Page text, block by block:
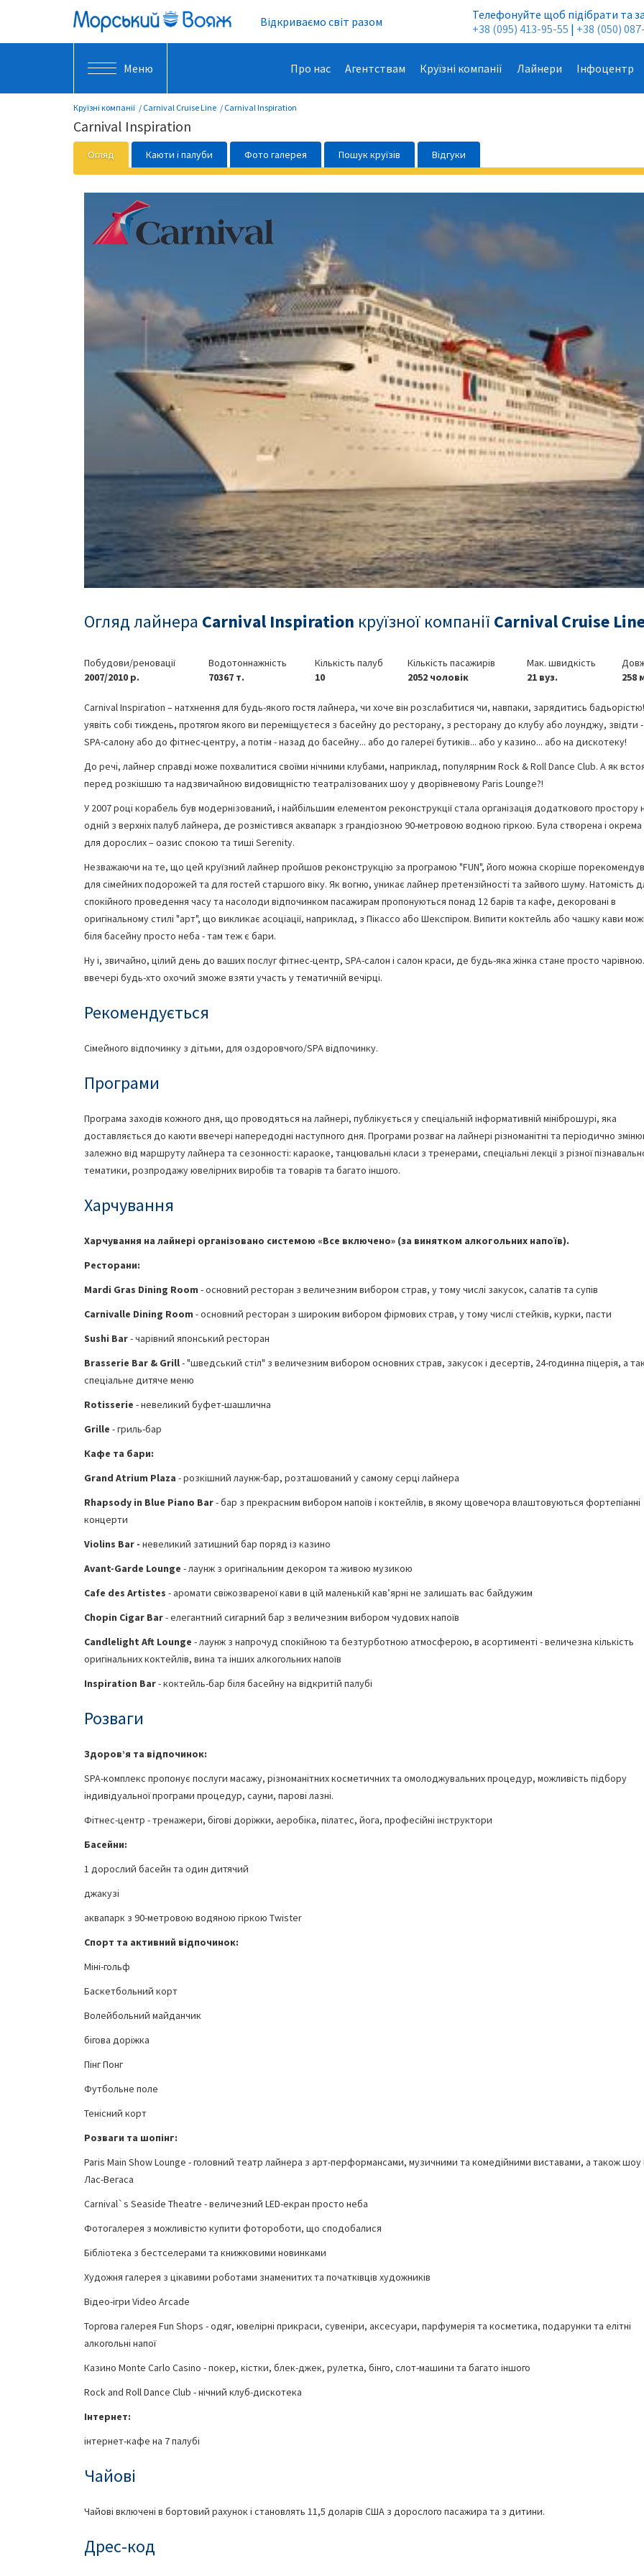
Відкриваємо світ разом
Телефонуйте щоб підібрати та
+38 (095) 413-95-55 | +38 (050)
Меню Про нас Агентствам Круїзні компанії Лайнери Інфоцентр
Круїзні компанії Carnival Cruise Line Carnival Inspiration
Carnival Inspiration
Огляд Каюти і палуби Фото галерея Пошук круїзів Відгуки
Огляд лайнера Carnival Inspiration круїзної компанії Carnival Cruise
Побудови/реновації
2007/2010 р.
Водотоннажність
70367 т.
Кількість палуб
10
Кількість пасажирів
2052 чоловік
Мак. швидкість
21 вуз.
258
Carnival Inspiration – натхнення для будь-якого гостя лайнера, чи хоче він розслабитися чи, навпаки, зарядитись
уявіть собі тиждень, протягом якого ви переміщуєтеся з басейну до ресторану, з ресторану до клубу або лоунджу, звідти
SPA-салону або до фітнес-центру, а потім - назад до басейну... або до галереї бутиків... або у казино... або на дискотеку!
До речі, лайнер справді може похвалитися своїми нічними клубами, наприклад, популярним Rock & Roll Dance Club. А як
перед розкішшю та надзвичайною видовищністю театралізованих шоу у дворівневому Paris Lounge?!
У 2007 році корабель був модернізований, і найбільшим елементом реконструкції стала організація додаткового простору
одній з верхніх палуб лайнера, де розмістився аквапарк з грандіозною 90-метровою водною гіркою. Була створена і
для дорослих – оазис спокою та тиші Serenity.
Незважаючи на те, що цей круїзний лайнер пройшов реконструкцію за програмою "FUN", його можна скоріше
для сімейних подорожей та для гостей старшого віку. Як вогню, уникає лайнер претензійності та зайвого шуму. Натомість
спокійного проведення часу та насолоди відпочинком пасажирам пропонуються понад 12 барів та кафе, декоровані в
оригінальному стилі "арт", що викликає асоціації, наприклад, з Пікассо або Шекспіром. Випити коктейль або чашку кави
біля басейну просто неба - там теж є бари.
Ну і, звичайно, цілий день до ваших послуг фітнес-центр, SPA-салон і салон краси, де будь-яка жінка стане просто
ввечері будь-хто охочий зможе взяти участь у тематичній вечірці.
Рекомендується
Сімейного відпочинку з дітьми, для оздоровчого/SPA відпочинку.
Програми
Програма заходів кожного дня, що проводяться на лайнері, публікується у спеціальній інформативній мініброшурі, яка
доставляється до каюти ввечері напередодні наступного дня. Програми розваг на лайнері різноманітні та періодично
залежно від маршруту лайнера та сезонності: караоке, танцювальні класи з тренерами, спеціальні лекції з різної
тематики, розпродажу ювелірних виробів та товарів та багато іншого.
Харчування
Харчування на лайнері організовано системою «Все включено» (за винятком алкогольних напоїв).
Ресторани:
Mardi Gras Dining Room - основний ресторан з величезним вибором страв, у тому числі закусок, салатів та супів
Carnivalle Dining Room - основний ресторан з широким вибором фірмових страв, у тому числі стейків, курки, пасти
Sushi Bar- чарівний японський ресторан
Brasserie Bar & Grill- "шведський стіл" з величезним вибором основних страв, закусок і десертів, 24-годинна піцерія, а
спеціальне дитяче меню
Rotisserie - невеликий буфет-шашлична
Grille - гриль-бар
Кафе та бари:
Grand Atrium Plaza - розкішний лаунж-бар, розташований у самому серці лайнера
Rhapsody in Blue Piano Bar- бар з прекрасним вибором напоїв і коктейлів, в якому щовечора влаштовуються фортепіанні
концерти
Violins Bar - невеликий затишний бар поряд із казино
Avant-Garde Lounge - лаунж з оригінальним декором та живою музикою
Cafe des Artistes - аромати свіжозвареної кави в цій маленькій кав’ярні не залишать вас байдужим
Chopin Cigar Bar- елегантний сигарний бар з величезним вибором чудових напоїв
Candlelight Aft Lounge - лаунж з напрочуд спокійною та безтурботною атмосферою, в асортименті - величезна кількість
оригінальних коктейлів, вина та інших алкогольних напоїв
Inspiration Bar- коктейль-бар біля басейну на відкритій палубі
Розваги
Здоров’я та відпочинок:
SPA-комплекс пропонує послуги масажу, різноманітних косметичних та омолоджувальних процедур, можливість підбору
індивідуальної програми процедур, сауни, парові лазні.
Фітнес-центр - тренажери, бігові доріжки, аеробіка, пілатес, йога, професійні інструктори
Басейни:
1 дорослий басейн та один дитячий
джакузі
аквапарк з 90-метровою водяною гіркою Twister
Спорт та активний відпочинок:
Міні-гольф
Баскетбольний корт
Волейбольний майданчик
бігова доріжка
Пінг Понг
Футбольне поле
Тенісний корт
Розваги та шопінг:
Paris Main Show Lounge - головний театр лайнера з арт-перформансами, музичними та комедійними виставами, а також шоу
Лас-Вегаса
Carnival`s Seaside Theatre - величезний LED-екран просто неба
Фотогалерея з можливістю купити фотороботи, що сподобалися
Бібліотека з бестселерами та книжковими новинками
Художня галерея з цікавими роботами знаменитих та початківців художників
Відео-ігри Video Arcade
Торгова галерея Fun Shops - одяг, ювелірні прикраси, сувеніри, аксесуари, парфумерія та косметика, подарунки та елітні
алкогольні напої
Казино Monte Carlo Casino - покер, кістки, блек-джек, рулетка, бінго, слот-машини та багато іншого
Rock and Roll Dance Club - нічний клуб-дискотека
Інтернет:
інтернет-кафе на 7 палубі
Чайові
Чайові включені в бортовий рахунок і становлять 11,5 доларів США з дорослого пасажира та з дитини.
Дрес-код